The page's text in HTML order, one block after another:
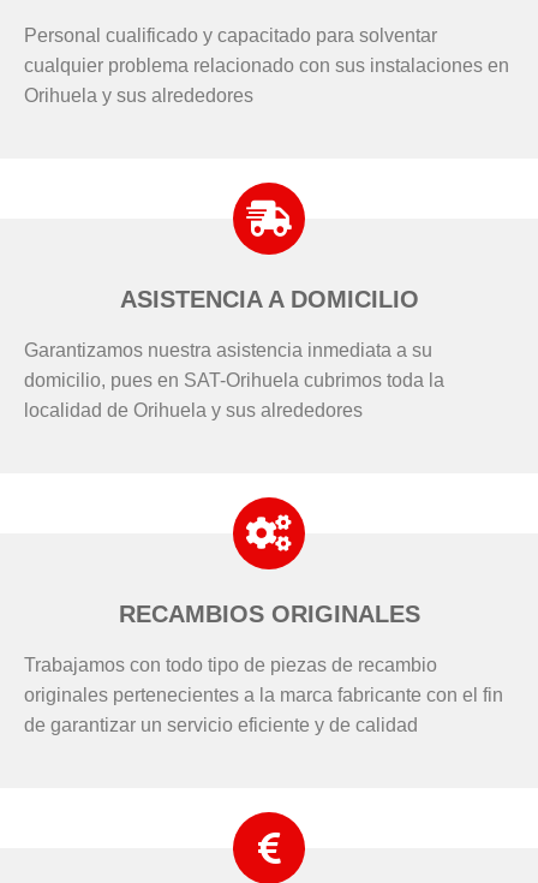
Personal cualificado y capacitado para solventar
cualquier problema relacionado con sus instalaciones en
Orihuela y sus alrededores
ASISTENCIA A DOMICILIO
Garantizamos nuestra asistencia inmediata a su
domicilio, pues en SAT-Orihuela cubrimos toda la
localidad de Orihuela y sus alrededores
RECAMBIOS ORIGINALES
Trabajamos con todo tipo de piezas de recambio
originales pertenecientes a la marca fabricante con el fin
de garantizar un servicio eficiente y de calidad